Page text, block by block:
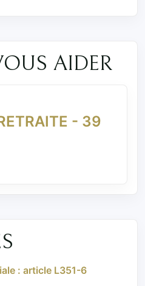
AIDER
- 39
: article L351-6